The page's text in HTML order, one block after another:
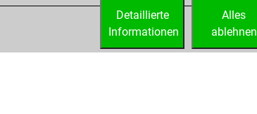
Alles
ablehnen
Detaillierte
Informationen